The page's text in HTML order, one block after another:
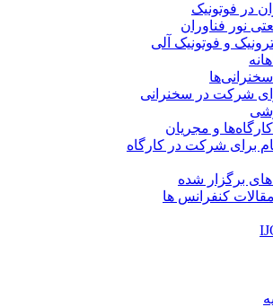
در فوتونیک
نور فناوران
و فوتونیک آلی
شرکت در سخنرانی
و مجریان
برای شرکت در کارگاه
برگزار شده
کنفرانس ها